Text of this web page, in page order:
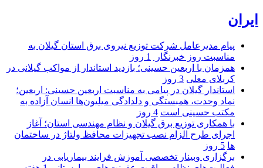
ایران
پیام مدیرعامل شركت توزیع نیروی برق استان گیلان به
مناسبت روز خبرنگار ‌
1 روز
همزمان با اربعین حسینی؛ بازدید استاندار از مواکب گیلانی در
کربلای معلی 3 روز
استاندار گیلان در پیامی به مناسبت اربعین حسینی: اربعین؛
نماد وحدت، همبستگی و دلدادگی میلیون‌ها انسان آزاده به
مکتب حسینی است 4 روز
با همکاری توزیع برق گیلان و نظام مهندسی استان؛ آغاز
اجرای طرح الزام نصب تجهیزات محافظ ولتاژ در ساختمان
ها 5 روز
برگزاری وبینار تخصصی آموزش فرایند بیماریابی در